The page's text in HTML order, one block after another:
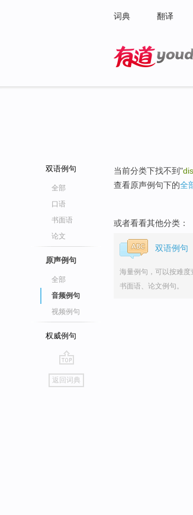
词典 翻译
双语例句
全部
口语
书面语
论文
原声例句
全部
音频例句
视频例句
权威例句
go
top
返回词典
当前分类下找不到"
查看原声例句下的全
或者看看其他分类：
双语例句
海量例句，可以按难度
书面语、论文例句。